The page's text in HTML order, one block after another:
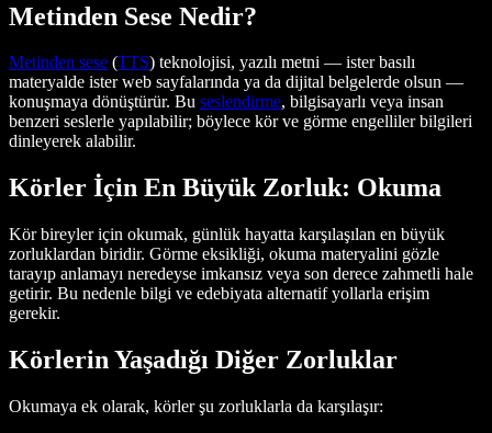
Metinden Sese Nedir?
Metinden sese (TTS) teknolojisi, yazılı metni — ister basılı
materyalde ister web sayfalarında ya da dijital belgelerde olsun —
konuşmaya dönüştürür. Bu seslendirme, bilgisayarlı veya insan
benzeri seslerle yapılabilir; böylece kör ve görme engelliler bilgileri
dinleyerek alabilir.
Körler İçin En Büyük Zorluk: Okuma
Kör bireyler için okumak, günlük hayatta karşılaşılan en büyük
zorluklardan biridir. Görme eksikliği, okuma materyalini gözle
tarayıp anlamayı neredeyse imkansız veya son derece zahmetli hale
getirir. Bu nedenle bilgi ve edebiyata alternatif yollarla erişim
gerekir.
Körlerin Yaşadığı Diğer Zorluklar
Okumaya ek olarak, körler şu zorluklarla da karşılaşır: